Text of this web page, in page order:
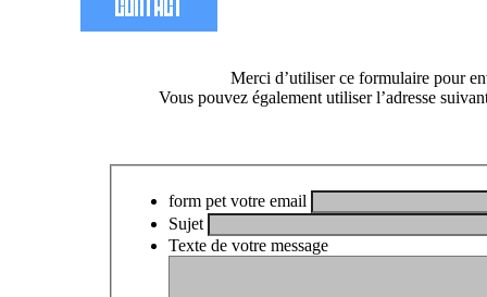
Merci d’utiliser ce formulaire pour
Vous pouvez également utiliser l’adresse
form pet votre email
Sujet
Texte de votre message